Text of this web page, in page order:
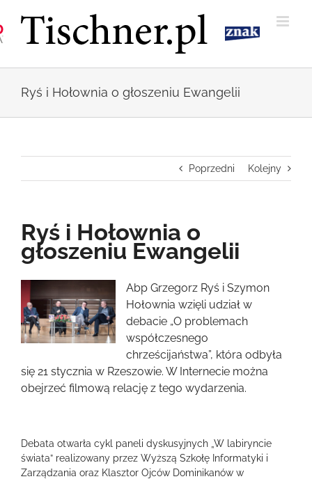
zawartości
Ryś i Hołownia o głoszeniu Ewangelii
Poprzedni Kolejny
Ryś i Hołownia o
głoszeniu Ewangelii
Pokaż
większy
obrazek
Abp Grzegorz Ryś i Szymon
Hołownia wzięli udział w
debacie „O problemach
współczesnego
chrześcijaństwa”, która odbyła
się 21 stycznia w Rzeszowie. W Internecie można
obejrzeć filmową relację z tego wydarzenia.
Debata otwarła cykl paneli dyskusyjnych „W labiryncie
świata” realizowany przez Wyższą Szkołę Informatyki i
Zarządzania oraz Klasztor Ojców Dominikanów w